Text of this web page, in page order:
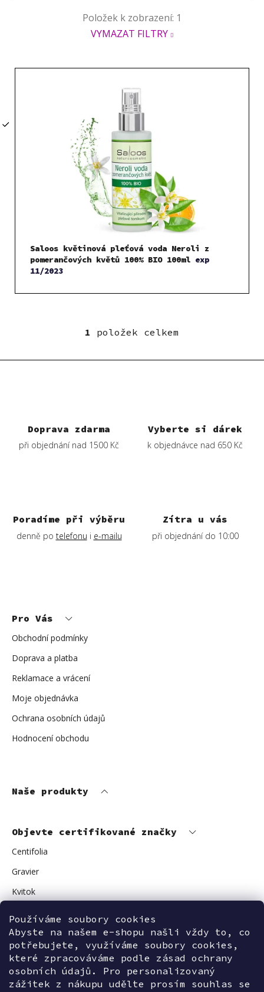
Používáme soubory cookies
Abyste na našem e-shopu našli vždy to, co
potřebujete, využíváme soubory cookies,
které zpracováváme podle zásad ochrany
osobních údajů. Pro personalizovaný
zážitek z nákupu udělte prosím souhlas se
VYMAZAT FILTRY
Položek k zobrazení: 1
i
Saloos květinová pleťová voda Neroli z
pomerančových květů 100% BIO 100ml exp
11/2023
O
l
1 položek celkem
Doprava zdarma
při objednání nad 1500 Kč
Vyberte si dárek
k objednávce nad 650 Kč
Poradíme při výběru
denně po telefonu i e-mailu
Zítra u vás
při objednání do 10:00
Pro Vás
Obchodní podmínky
Doprava a platba
Reklamace a vrácení
Moje objednávka
Ochrana osobních údajů
Hodnocení obchodu
Naše produkty
Objevte certifikované značky
Centifolia
Gravier
Kvitok
Avant Skincare
Sonnentor